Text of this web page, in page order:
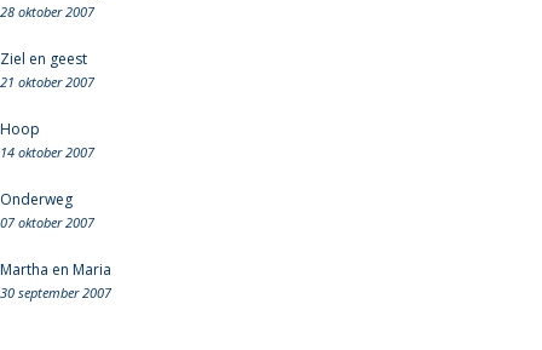
28 oktober 2007
Ziel en geest
21 oktober 2007
Hoop
14 oktober 2007
Onderweg
07 oktober 2007
Martha en Maria
30 september 2007